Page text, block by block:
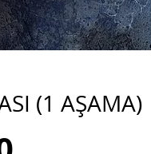
(1 AŞAMA)